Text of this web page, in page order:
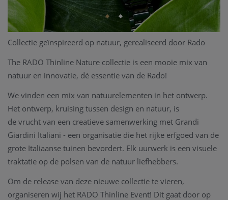
Collectie geïnspireerd op natuur, gerealiseerd door Rado
The RADO Thinline Nature collectie is een mooie mix van
natuur en innovatie, dé essentie van de Rado!
We vinden een mix van natuurelementen in het ontwerp.
Het ontwerp, kruising tussen design en natuur, is
de vrucht van een creatieve samenwerking met Grandi
Giardini Italiani - een organisatie die het rijke erfgoed van de
grote Italiaanse tuinen bevordert. Elk uurwerk is een visuele
traktatie op de polsen van de natuur liefhebbers.
Om de release van deze nieuwe collectie te vieren,
organiseren wij het RADO Thinline Event! Dit gaat door op